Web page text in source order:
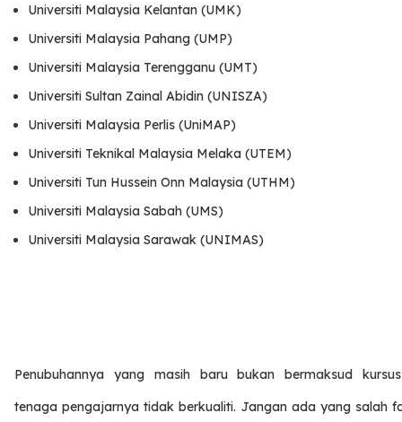
Universiti Malaysia Kelantan (UMK)
Universiti Malaysia Pahang (UMP)
Universiti Malaysia Terengganu (UMT)
Universiti Sultan Zainal Abidin (UNISZA)
Universiti Malaysia Perlis (UniMAP)
Universiti Teknikal Malaysia Melaka (UTEM)
Universiti Tun Hussein Onn Malaysia (UTHM)
Universiti Malaysia Sabah (UMS)
Universiti Malaysia Sarawak (UNIMAS)
Penubuhannya yang masih baru bukan bermaksud
tenaga pengajarnya tidak berkualiti. Jangan ada yang salah